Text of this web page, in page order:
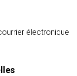
électronique